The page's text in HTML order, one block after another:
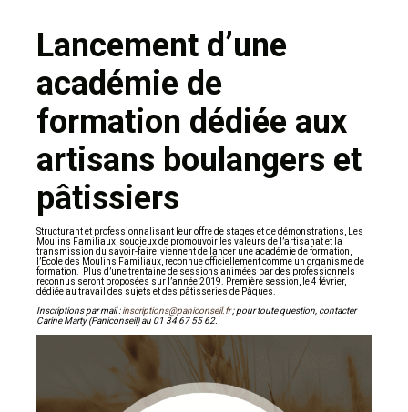
Lancement d’une
académie de
formation dédiée aux
artisans boulangers et
pâtissiers
Structurant et professionnalisant leur offre de stages et de démonstrations, Les
Moulins Familiaux, soucieux de promouvoir les valeurs de l’artisanat et la
transmission du savoir-faire, viennent de lancer une académie de formation,
l’École des Moulins Familiaux, reconnue officiellement comme un organisme de
formation. Plus d’une trentaine de sessions animées par des professionnels
reconnus seront proposées sur l’année 2019. Première session, le 4 février,
dédiée au travail des sujets et des pâtisseries de Pâques.
Inscriptions par mail :inscriptions@paniconseil.fr; pour toute question, contacter
Carine Marty (Paniconseil) au 01 34 67 55 62.